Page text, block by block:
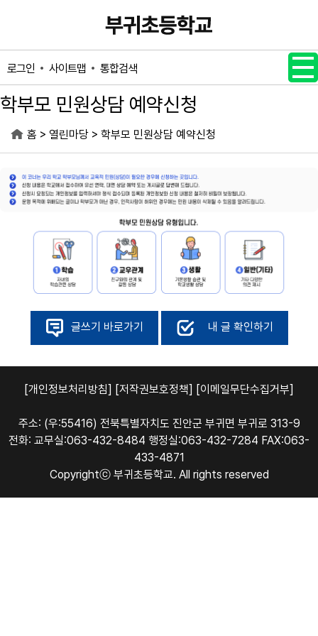
로그인 사이트맵 통합검색
학부모 민원상담 예약신청
홈 > 열린마당 > 학부모 민원상담 예약신청
글쓰기 바로가기 내 글 확인하기
[개인정보처리방침] [저작권보호정책] [이메일무단수집거부]
주소: (우:55416) 전북특별자치도 진안군 부귀면 부귀로 313-9
전화: 교무실:063-432-8484 행정실:063-432-7284 FAX:063-
433-4871
Copyrightⓒ 부귀초등학교. All rights reserved